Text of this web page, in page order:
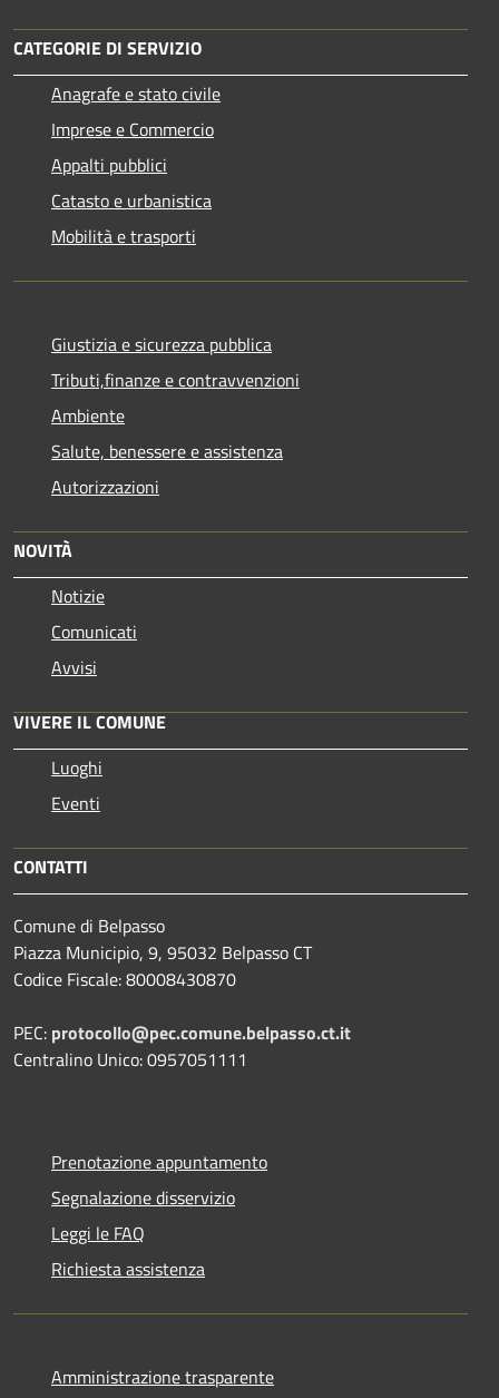
CATEGORIE DI SERVIZIO
Anagrafe e stato civile
Imprese e Commercio
Appalti pubblici
Catasto e urbanistica
Mobilità e trasporti
Giustizia e sicurezza pubblica
Tributi,finanze e contravvenzioni
Ambiente
Salute, benessere e assistenza
Autorizzazioni
NOVITÀ
Notizie
Comunicati
Avvisi
VIVERE IL COMUNE
Luoghi
Eventi
CONTATTI
Comune di Belpasso
Piazza Municipio, 9, 95032 Belpasso CT
Codice Fiscale: 80008430870
PEC: protocollo@pec.comune.belpasso.ct.it
Centralino Unico: 0957051111
Prenotazione appuntamento
Segnalazione disservizio
Leggi le FAQ
Richiesta assistenza
Amministrazione trasparente